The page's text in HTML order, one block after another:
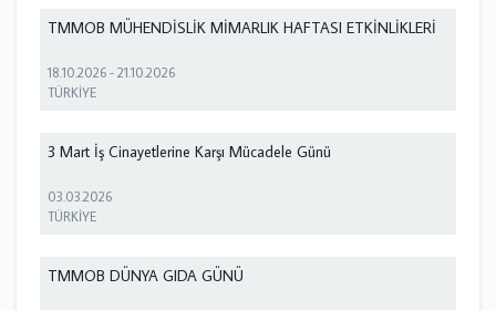
TMMOB MÜHENDİSLİK MİMARLIK HAFTASI ETKİNLİKLERİ
18.10.2026 -21.10.2026
TÜRKİYE
3 Mart İş Cinayetlerine Karşı Mücadele Günü
03.03.2026
TÜRKİYE
TMMOB DÜNYA GIDA GÜNÜ